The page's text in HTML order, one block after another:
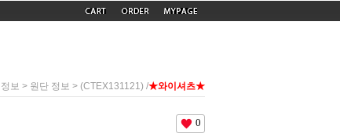
보 > 원단 정보 > (CTEX131121) /★와이셔츠★
0